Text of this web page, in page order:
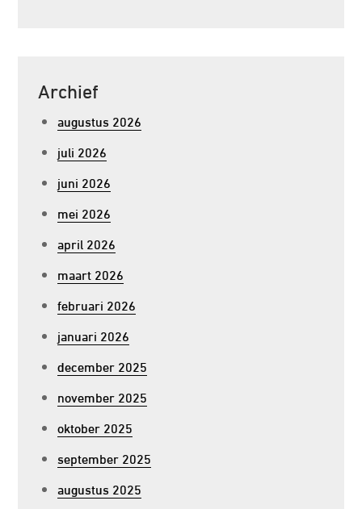
Archief
augustus 2026
juli 2026
juni 2026
mei 2026
april 2026
maart 2026
februari 2026
januari 2026
december 2025
november 2025
oktober 2025
september 2025
augustus 2025